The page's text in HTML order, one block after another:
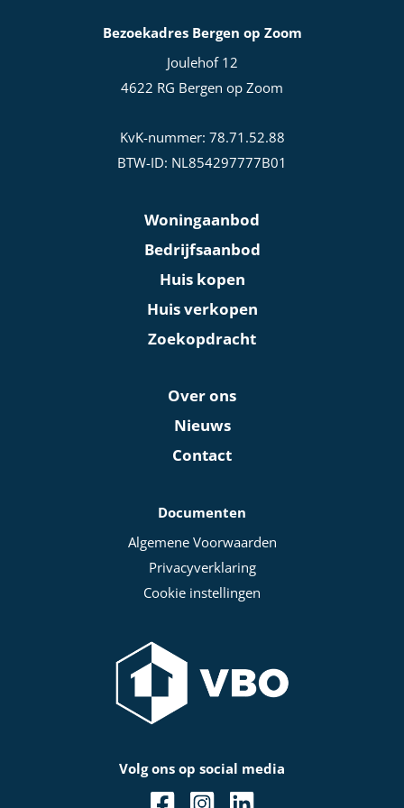
Bezoekadres Bergen op Zoom
Joulehof 12
4622 RG Bergen op Zoom
KvK-nummer: 78.71.52.88
BTW-ID: NL854297777B01
Woningaanbod
Bedrijfsaanbod
Huis kopen
Huis verkopen
Zoekopdracht
Over ons
Nieuws
Contact
Documenten
Algemene Voorwaarden
Privacyverklaring
Cookie instellingen
Volg ons op social media